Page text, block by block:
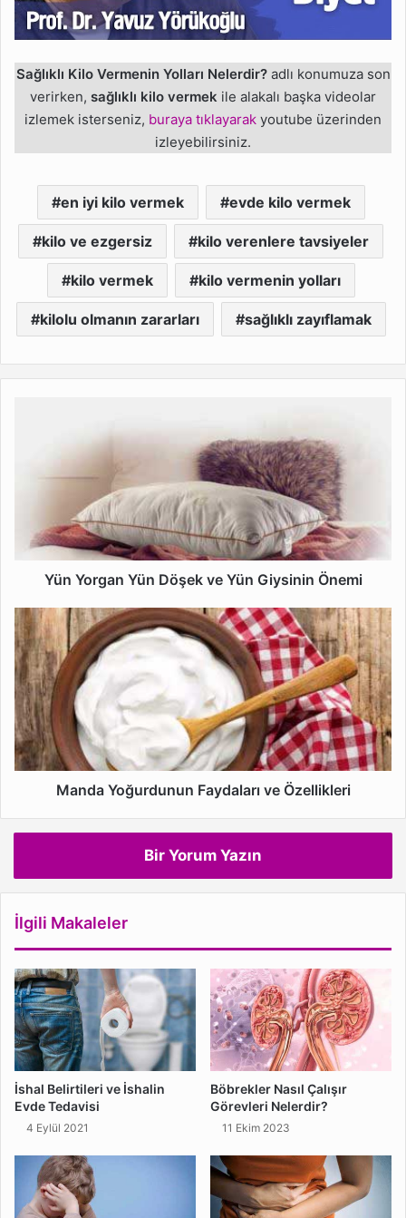
Sağlıklı Kilo Vermenin Yolları Nelerdir?adlı konumuza son
verirken, sağlıklı kilo vermek ile alakalı başka videolar
izlemek isterseniz, buraya tıklayarak youtube üzerinden
izleyebilirsiniz.
en iyi kilo vermek evde kilo vermek
kilo ve ezgersiz kilo verenlere tavsiyeler
kilo vermek kilo vermenin yolları
kilolu olmanın zararları sağlıklı zayıflamak
Önemi
Yün Yorgan Yün Döşek ve Yün Giysinin Önemi
Manda
Yoğurdunun
Faydaları
ve
Özellikleri
Manda Yoğurdunun Faydaları ve Özellikleri
Bir Yorum Yazın
İlgili Makaleler
İshal Belirtileri ve İshalin
Evde Tedavisi
4 Eylül 2021
Böbrekler Nasıl Çalışır
Görevleri Nelerdir?
11 Ekim 2023